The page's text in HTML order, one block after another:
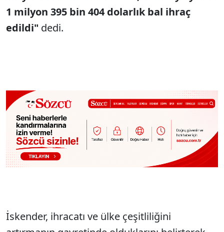
1 milyon 395 bin 404 dolarlık bal ihraç
edildi" dedi.
İskender, ihracatı ve ülke çeşitliliğini